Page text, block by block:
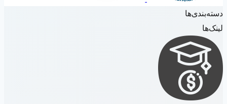
دسته‌بندی‌ها
لینک‌ها